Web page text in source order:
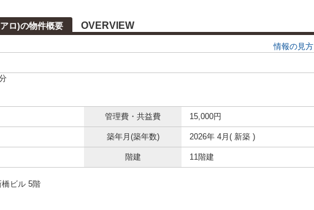
ロ)の物件概要 OVERVIEW
情報の見方
管理費・共益費 15,000円
築年月(築年数) 2026年 4月( 新築 )
階建 11階建
ビル 5階